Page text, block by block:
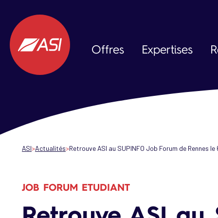
Offres
Expérience Client
Expertises
ASI Actualités Retrouve ASI au SUPINFO Job Forum de Rennes le
JOB FORUM ETUDIANT